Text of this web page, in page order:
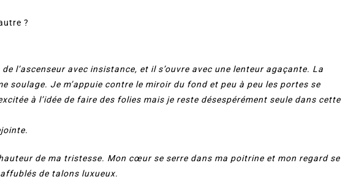
?
l’ascenseur avec insistance, et il s’ouvre avec une lenteur agaçante. La
soulage. Je m’appuie contre le miroir du fond et peu à peu les portes se
à l’idée de faire des folies mais je reste désespérément seule dans cette
de ma tristesse. Mon cœur se serre dans ma poitrine et mon regard se
de talons luxueux.